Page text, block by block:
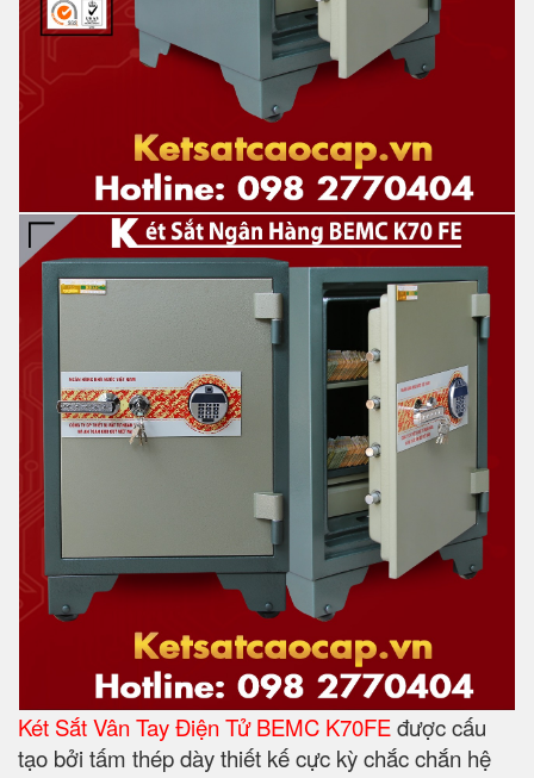
Két Sắt Vân Tay Điện Tử BEMC K70FEđược cấu
tạo bởi tấm thép dày thiết kế cực kỳ chắc chắn hệ